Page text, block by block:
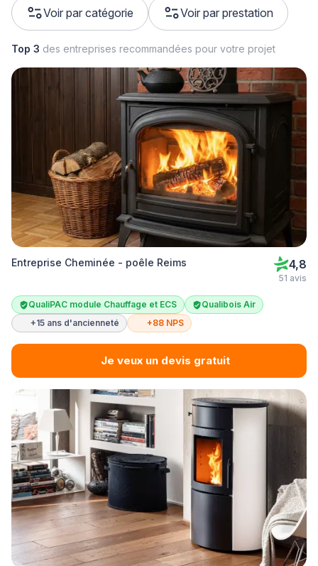
Voir par catégorie Voir par prestation
Top 3 des entreprises recommandées pour votre projet
Entreprise Cheminée - poêle Reims 4,8
51 avis
QualiPAC module Chauffage et ECS
Qualibois Air
+15 ans d'ancienneté
+88 NPS
Je veux un devis gratuit